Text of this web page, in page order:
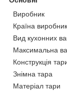
Виробник
Країна виробник
Вид кухонних
Максимальна
Конструкція
Знімна тара
Матеріал тари